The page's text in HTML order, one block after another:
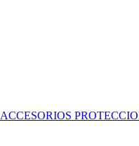
ACCESORIOS